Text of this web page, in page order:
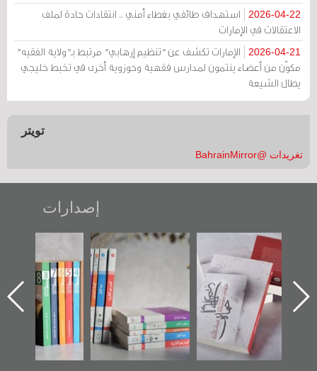
2026-04-22
استهداف طائفي بغطاء أمني .. انتقادات حادة لملف
الاعتقالات في الإمارات
2026-04-21
الإمارات تكشف عن "تنظيم إرهابي" مرتبط بـ"ولاية الفقيه"
مكوّن من أعضاء ينتمون لمدارس فقهية وحوزوية أخرى في تخبط خليجي
يطال الشيعة
تويتر
تغريدات @BahrainMirror
إصدارات
"حماة الباب الأخير":
الإصدار الأول عن
اعتصام الدراز
وأحداث ساحة
الفداء لمركز أوال
للدراسات والتوثيق
تصنيف موضوعي
للوثائق البريطانية
يقدمه «مركز أوال»
في سلسلة من 5
كتب
تصدر حصاد
الساحات 2019